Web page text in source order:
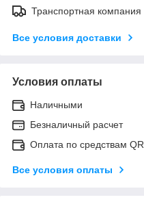
Транспортная компания
Все условия доставки
Условия оплаты
Наличными
Безналичный расчет
Оплата по средствам QR
Все условия оплаты